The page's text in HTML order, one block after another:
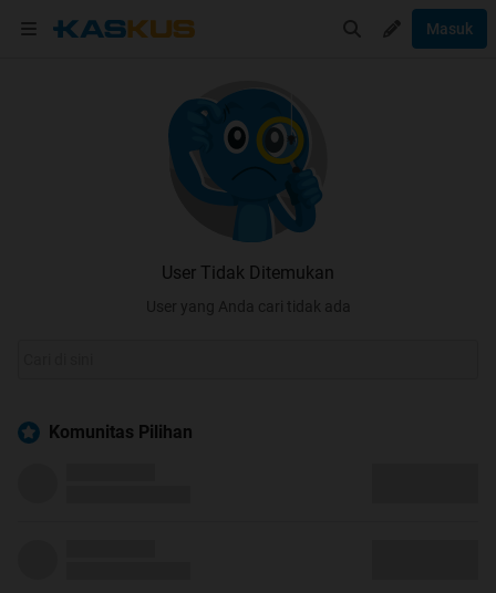
Masuk
User Tidak Ditemukan
User yang Anda cari tidak ada
Komunitas Pilihan